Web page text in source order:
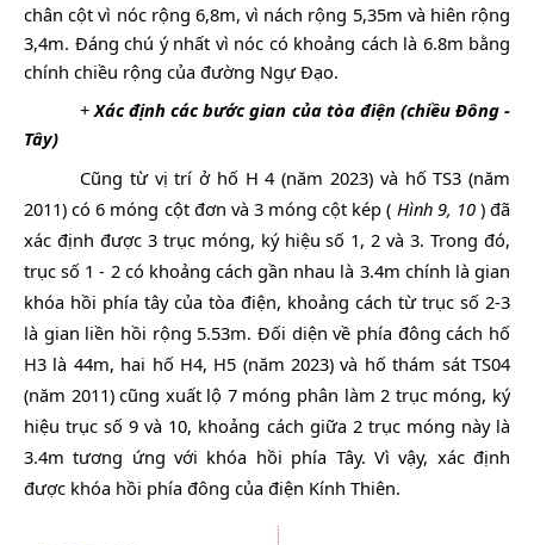
chân cột vì nóc rộng 6,8m, vì nách rộng 5,35m và hiên rộng
3,4m. Đáng chú ý nhất vì nóc có khoảng cách là 6.8m bằng
chính chiều rộng của đường Ngự Đạo.
+Xác định các bước gian của tòa điện (chiều Đông -
Tây)
Cũng từ vị tríở hố H 4 (năm 2023) và hố TS3 (năm
2011) có 6 móng cột đơn và 3 móng cột kép ( Hình 9, 10 ) đã
xác định được 3 trục móng, ký hiệu số 1, 2 và 3. Trong đó,
trục số 1 - 2 có khoảng cách gần nhau là 3.4m chính là gian
khóa hồi phía tây của tòa điện, khoảng cách từ trục số 2-3
là gian liền hồi rộng 5.53m. Đối diện về phía đông cách hố
H3 là 44m, hai hố H4, H5 (năm 2023) và hố thám sát TS04
(năm 2011) cũng xuất lộ 7 móng phân làm 2 trục móng, ký
hiệu trục số 9 và 10, khoảng cách giữa 2 trục móng này là
3.4m tương ứng với khóa hồi phía Tây. Vì vậy, xác định
được khóa hồi phía đông của điện Kính Thiên.